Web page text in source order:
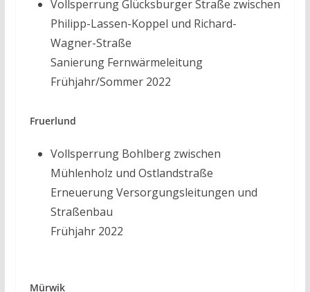
Vollsperrung Glücksburger Straße zwischen
Philipp-Lassen-Koppel und Richard-
Wagner-Straße
Sanierung Fernwärmeleitung
Frühjahr/Sommer 2022
Fruerlund
Vollsperrung Bohlberg zwischen
Mühlenholz und Ostlandstraße
Erneuerung Versorgungsleitungen und
Straßenbau
Frühjahr 2022
Mürwik